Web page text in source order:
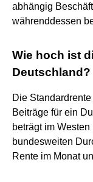
abhängig
währenddessen
Wie hoch ist
Deutschland?
Die
Beiträge für ein
beträgt im
bundesweiten
Rente im Monat